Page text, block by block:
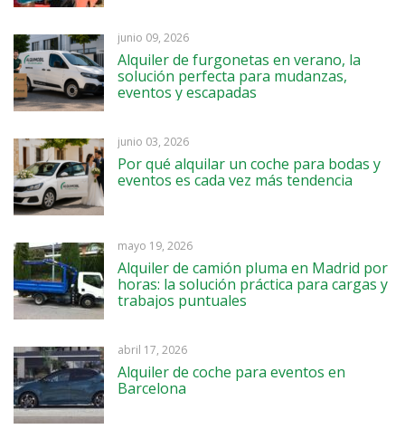
junio 09, 2026
Alquiler de furgonetas en verano, la
solución perfecta para mudanzas,
eventos y escapadas
junio 03, 2026
Por qué alquilar un coche para bodas y
eventos es cada vez más tendencia
mayo 19, 2026
Alquiler de camión pluma en Madrid por
horas: la solución práctica para cargas y
trabajos puntuales
abril 17, 2026
Alquiler de coche para eventos en
Barcelona